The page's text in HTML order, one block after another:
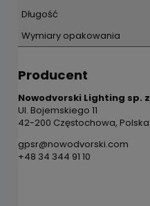
Długość
Wymiary opakowania
Producent
Nowodvorski Lighting sp.
Ul. Bojemskiego 11
42-200 Częstochowa, Polska
gpsr@nowodvorski.com
+48 34 344 91 10